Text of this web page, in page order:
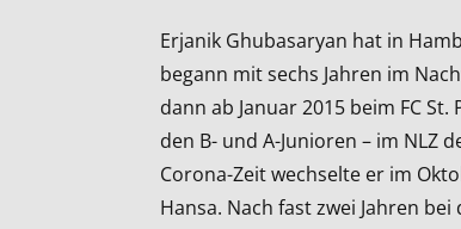
Erjanik Ghubasaryan hat in
begann mit sechs Jahren im
dann ab Januar 2015 beim FC
den B- und A-Junioren – im NLZ
Corona-Zeit wechselte er im
Hansa. Nach fast zwei Jahren